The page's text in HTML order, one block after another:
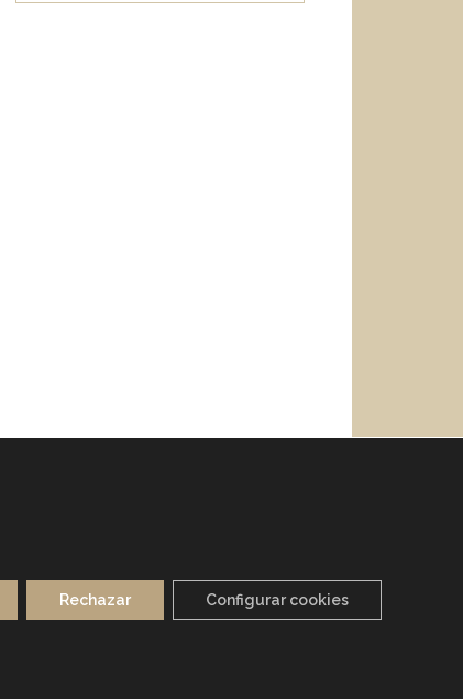
Rechazar Configurar cookies